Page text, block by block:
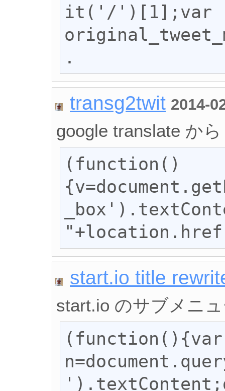
it('/')[1];var
.
transg2twit 2014-
google translate か
(function()
start.io title
start.io のサブメニ
(function(){var